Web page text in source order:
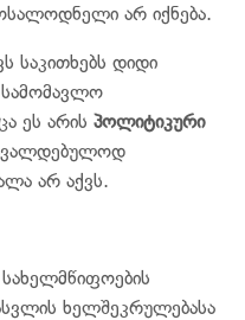
არ იქნება.
საკითხებს დიდი
სამომავლო
ეს არის პოლიტიკური
არ აქვს.
ხელშეკრულებასა